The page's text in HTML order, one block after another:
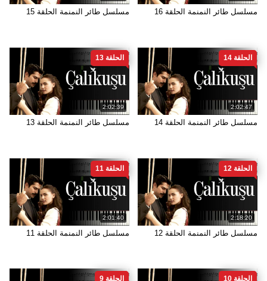
مسلسل طائر النمنمة الحلقة 16 مسلسل طائر النمنمة الحلقة 15
2:02:47
الحلقة 14
مسلسل طائر النمنمة الحلقة 14
2:02:39
الحلقة 13
مسلسل طائر النمنمة الحلقة 13
2:18:20
الحلقة 12
مسلسل طائر النمنمة الحلقة 12
2:01:40
الحلقة 11
مسلسل طائر النمنمة الحلقة 11
الحلقة 10 الحلقة 9